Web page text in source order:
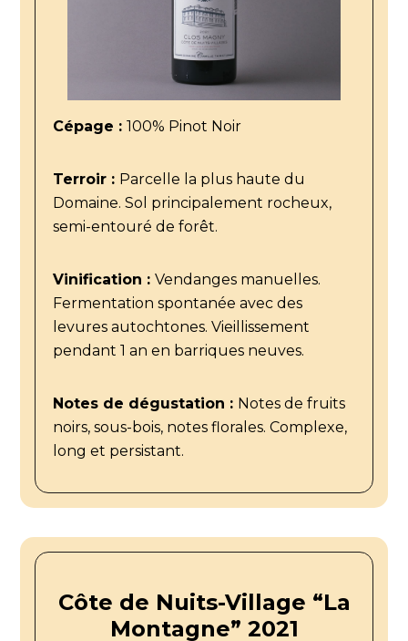
Cépage : 100% Pinot Noir
Terroir : Parcelle la plus haute du
Domaine. Sol principalement rocheux,
semi-entouré de forêt.
Vinification : Vendanges manuelles.
Fermentation spontanée avec des
levures autochtones. Vieillissement
pendant 1 an en barriques neuves.
Notes de dégustation : Notes de fruits
noirs, sous-bois, notes florales. Complexe,
long et persistant.
Côte de Nuits-Village “La
Montagne” 2021